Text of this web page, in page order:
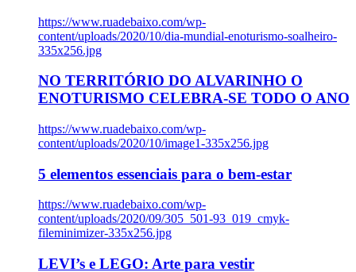
https://www.ruadebaixo.com/wp-
content/uploads/2020/10/dia-mundial-enoturismo-soalheiro-
335x256.jpg
NO TERRITÓRIO DO ALVARINHO O
ENOTURISMO CELEBRA-SE TODO O ANO
https://www.ruadebaixo.com/wp-
content/uploads/2020/10/image1-335x256.jpg
5 elementos essenciais para o bem-estar
https://www.ruadebaixo.com/wp-
content/uploads/2020/09/305_501-93_019_cmyk-
fileminimizer-335x256.jpg
LEVI’s e LEGO: Arte para vestir